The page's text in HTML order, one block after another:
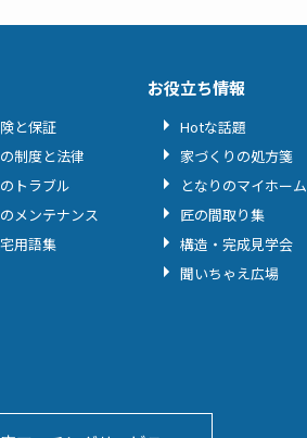
と保証
制度と法律
トラブル
メンテナンス
用語集
お役立ち情報
Hotな話題
家づくりの処方箋
となりのマイホーム
匠の間取り集
構造・完成見学会
聞いちゃえ広場